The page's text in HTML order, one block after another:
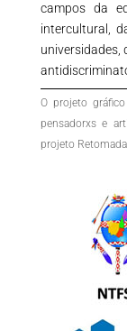
campos da
intercultural,
O projeto
pensadorxs e
projeto